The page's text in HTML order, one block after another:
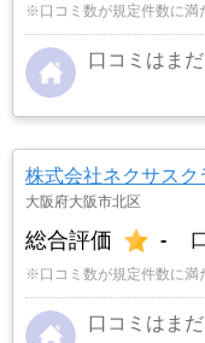
※口コミ数が規定件数に満
口コミはま
株式会社ネクサスク
大阪府大阪市北区
総合評価 -
※口コミ数が規定件数に満
口コミはま